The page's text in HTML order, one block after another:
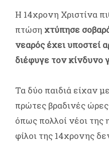
Η 14χρονη Χριστίνα
πτώση χτύπησε
νεαρός έχει υποστεί
διέφυγε τον κίνδυνο
Τα δύο παιδιά είχαν
πρώτες βραδινές
όπως πολλοί νέοι της
φίλοι της 14χρονης